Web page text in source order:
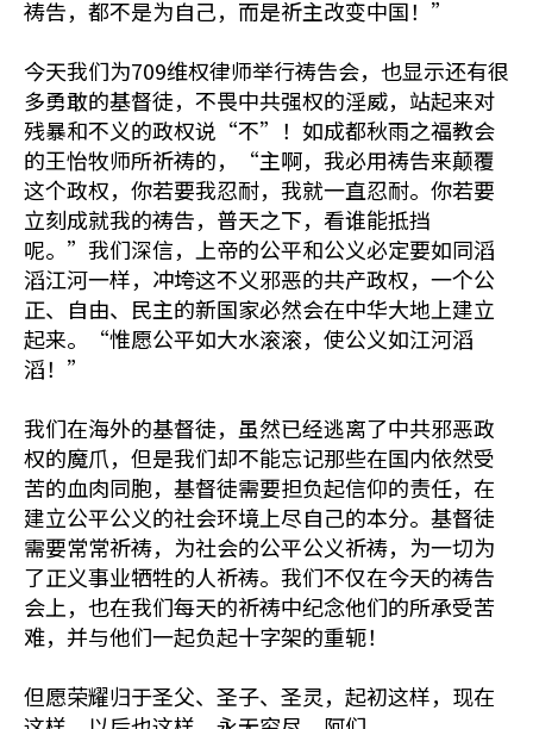
祷告，都不是为自己，而是祈主改变中国！”
今天我们为709维权律师举行祷告会，也显示还有很
多勇敢的基督徒，不畏中共强权的淫威，站起来对
残暴和不义的政权说“不”！如成都秋雨之福教会
的王怡牧师所祈祷的，“主啊，我必用祷告来颠覆
这个政权，你若要我忍耐，我就一直忍耐。你若要
立刻成就我的祷告，普天之下，看谁能抵挡
呢。”我们深信，上帝的公平和公义必定要如同滔
滔江河一样，冲垮这不义邪恶的共产政权，一个公
正、自由、民主的新国家必然会在中华大地上建立
起来。“惟愿公平如大水滚滚，使公义如江河滔
滔！”
我们在海外的基督徒，虽然已经逃离了中共邪恶政
权的魔爪，但是我们却不能忘记那些在国内依然受
苦的血肉同胞，基督徒需要担负起信仰的责任，在
建立公平公义的社会环境上尽自己的本分。基督徒
需要常常祈祷，为社会的公平公义祈祷，为一切为
了正义事业牺牲的人祈祷。我们不仅在今天的祷告
会上，也在我们每天的祈祷中纪念他们的所承受苦
难，并与他们一起负起十字架的重轭！
但愿荣耀归于圣父、圣子、圣灵，起初这样，现在